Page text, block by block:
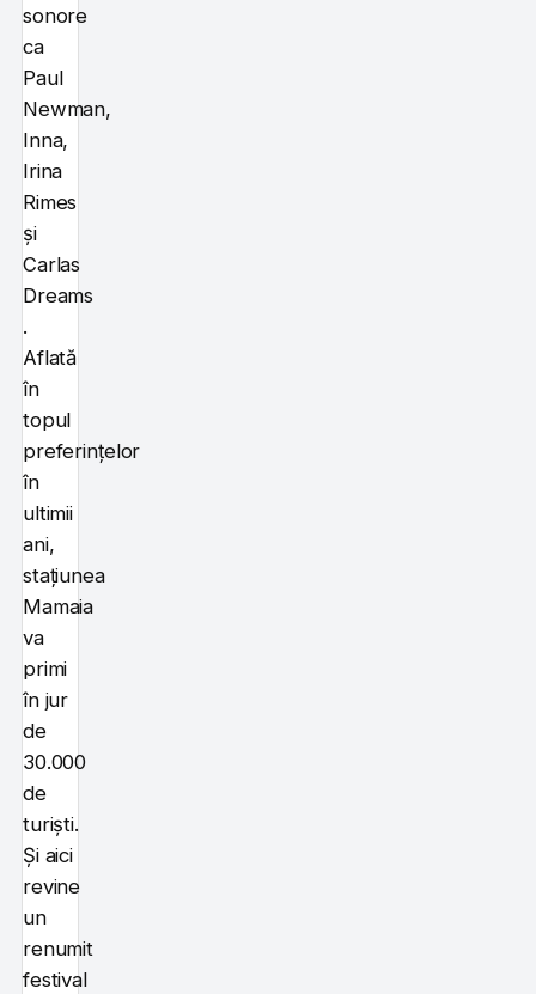
sonore
ca
Paul
Newman,
Inna,
Irina
Rimes
și
Carlas
Dreams
.
Aflată
în
topul
preferințelor
în
ultimii
ani,
stațiunea
Mamaia
va
primi
în jur
de
30.000
de
turiști.
Și aici
revine
un
renumit
festival